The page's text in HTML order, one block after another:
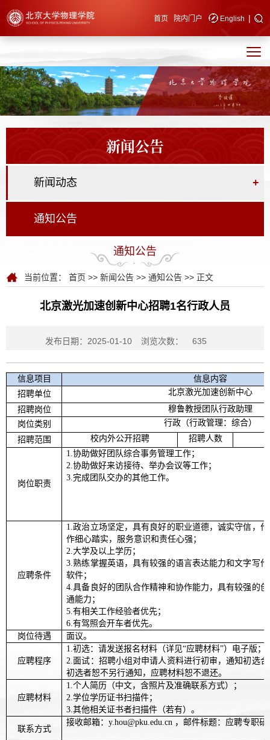
快速导航 首页 院内门户 English |
新闻公告
新闻动态 +
通知公告
通知公告
当前位置： 首页 >> 新闻公告 >> 通知公告 >> 正文
北京激光加速创新中心招聘1名行政人员
发布日期：2025-01-10 浏览次数： 635
信息项目
信息内容
招聘单位
北京激光加速创新中心
招聘岗位
穆鲁教授团队行政助理
岗位类别
行政（行政管理：综合）
招聘范围
校内外公开招聘 招聘人数
岗位职责
1.协助做好团队综合事务管理工作；
2.协助做好来访接待、举办会议等工作；
3.完成团队交办的其他工作。
应聘条件
1.政治立场坚定，具有良好的职业道德，诚实守信，
作细心踏实，服务意识和责任心强；
2.大学及以上学历；
3.熟练掌握英语，具有较强的语言表达能力和文字写
软件；
4.具备良好的团队合作精神和协作能力，具有较强的
通能力；
5.有相关工作经验者优先；
6.有驾照会开车者优先。
岗位待遇
面议。
应聘程序
1.初选：请发送报名材料（详见“应聘材料”）电子版；
2.面试：招聘小组对申请人资料进行初审，通知初选
初选者恕不另行通知，应聘材料恕不退还。
应聘材料
1.个人简历（中文，含照片及准确联系方式）；
2.学位学历证书扫描件；
3.其他相关证书者扫描件（若有）。
联系方式
接收邮箱：y.hou@pku.edu.cn ，邮件标题：应聘专职